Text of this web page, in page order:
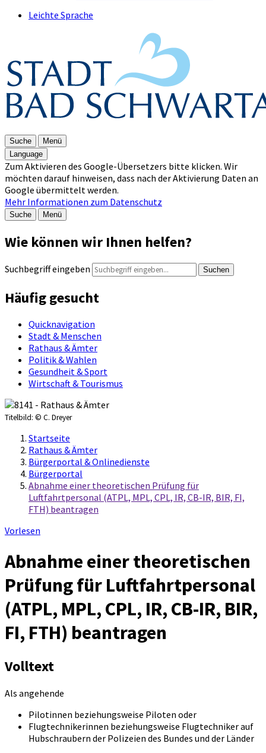
Leichte Sprache
Suche
Menü
Language
Zum Aktivieren des Google-Übersetzers bitte klicken. Wir
möchten darauf hinweisen, dass nach der Aktivierung Daten an
Google übermittelt werden.
Mehr Informationen zum Datenschutz
Suche Menü
Wie können wir Ihnen helfen?
Suchbegriff eingeben Suchen
Häufig gesucht
Quicknavigation
Stadt & Menschen
Rathaus & Ämter
Politik & Wahlen
Gesundheit & Sport
Wirtschaft & Tourismus
Titelbild: © C. Dreyer
Startseite
Rathaus & Ämter
Bürgerportal & Onlinedienste
Bürgerportal
Abnahme einer theoretischen Prüfung für
Luftfahrtpersonal (ATPL, MPL, CPL, IR, CB-IR, BIR, FI,
FTH) beantragen
Vorlesen
Abnahme einer theoretischen
Prüfung für Luftfahrtpersonal
(ATPL, MPL, CPL, IR, CB-IR, BIR,
FI, FTH) beantragen
Volltext
Als angehende
Pilotinnen beziehungsweise Piloten oder
Flugtechnikerinnen beziehungsweise Flugtechniker auf
Hubschraubern der Polizeien des Bundes und der Länder